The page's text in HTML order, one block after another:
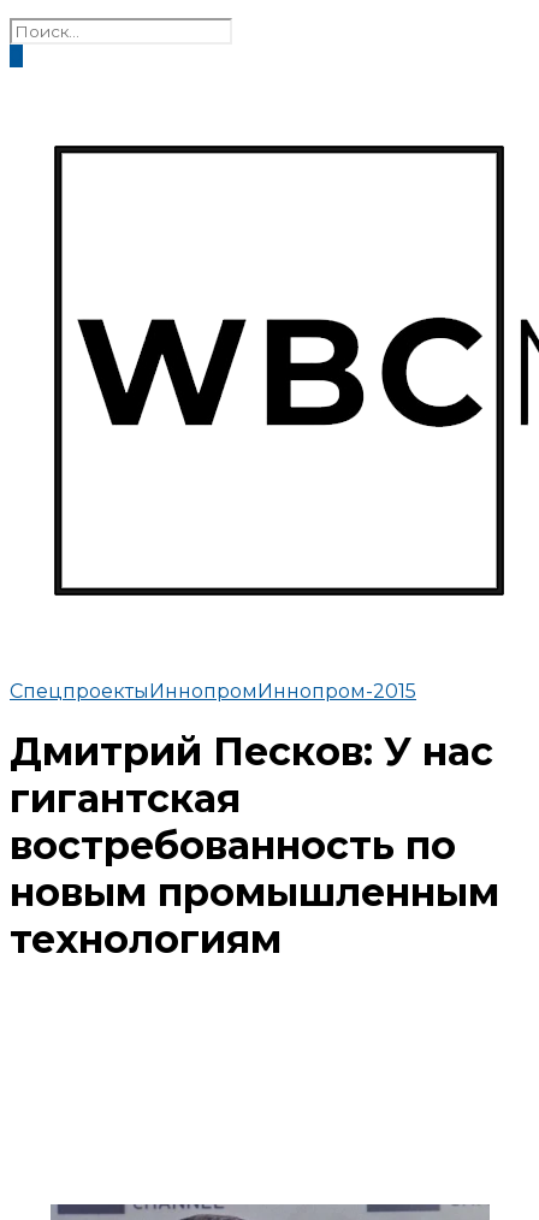
СпецпроектыИннопромИннопром-2015
Дмитрий Песков: У нас
гигантская
востребованность по
новым промышленным
технологиям